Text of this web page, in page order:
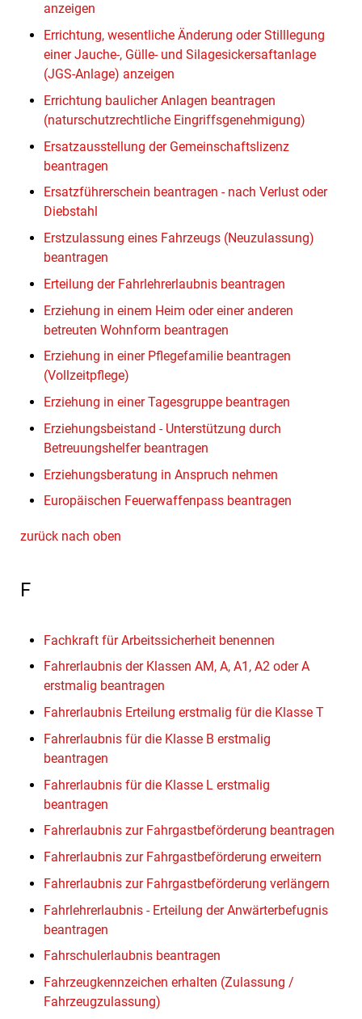
anzeigen
Errichtung, wesentliche Änderung oder Stilllegung
einer Jauche-, Gülle- und Silagesickersaftanlage
(JGS-Anlage) anzeigen
Errichtung baulicher Anlagen beantragen
(naturschutzrechtliche Eingriffsgenehmigung)
Ersatzausstellung der Gemeinschaftslizenz
beantragen
Ersatzführerschein beantragen - nach Verlust oder
Diebstahl
Erstzulassung eines Fahrzeugs (Neuzulassung)
beantragen
Erteilung der Fahrlehrerlaubnis beantragen
Erziehung in einem Heim oder einer anderen
betreuten Wohnform beantragen
Erziehung in einer Pflegefamilie beantragen
(Vollzeitpflege)
Erziehung in einer Tagesgruppe beantragen
Erziehungsbeistand - Unterstützung durch
Betreuungshelfer beantragen
Erziehungsberatung in Anspruch nehmen
Europäischen Feuerwaffenpass beantragen
zurück nach oben
F
Fachkraft für Arbeitssicherheit benennen
Fahrerlaubnis der Klassen AM, A, A1, A2 oder A
erstmalig beantragen
Fahrerlaubnis Erteilung erstmalig für die Klasse T
Fahrerlaubnis für die Klasse B erstmalig
beantragen
Fahrerlaubnis für die Klasse L erstmalig
beantragen
Fahrerlaubnis zur Fahrgastbeförderung beantragen
Fahrerlaubnis zur Fahrgastbeförderung erweitern
Fahrerlaubnis zur Fahrgastbeförderung verlängern
Fahrlehrerlaubnis - Erteilung der Anwärterbefugnis
beantragen
Fahrschulerlaubnis beantragen
Fahrzeugkennzeichen erhalten (Zulassung /
Fahrzeugzulassung)